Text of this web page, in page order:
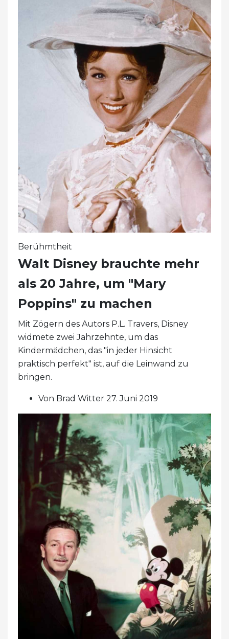
Berühmtheit
Walt Disney brauchte mehr
als 20 Jahre, um "Mary
Poppins" zu machen
Mit Zögern des Autors P.L. Travers, Disney
widmete zwei Jahrzehnte, um das
Kindermädchen, das "in jeder Hinsicht
praktisch perfekt" ist, auf die Leinwand zu
bringen.
Von Brad Witter 27. Juni 2019